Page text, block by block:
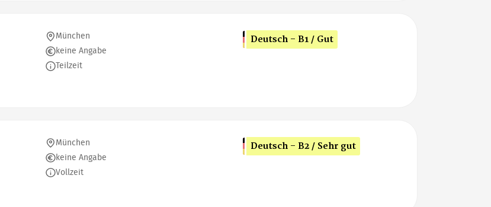
München
keine Angabe
Teilzeit
Deutsch - B1 / Gut
München
keine Angabe
Vollzeit
Deutsch - B2 / Sehr gut